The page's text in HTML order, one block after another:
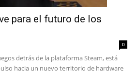
para el futuro de los
0
detrás de la plataforma Steam, está
hacia un nuevo territorio de hardware